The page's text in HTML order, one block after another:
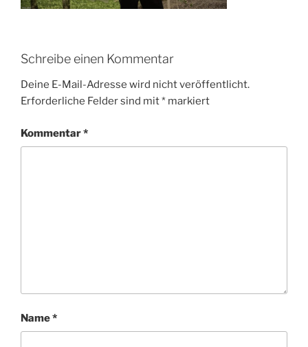
Schreibe einen Kommentar
Deine E-Mail-Adresse wird nicht veröffentlicht.
Erforderliche Felder sind mit* markiert
Kommentar*
Name*